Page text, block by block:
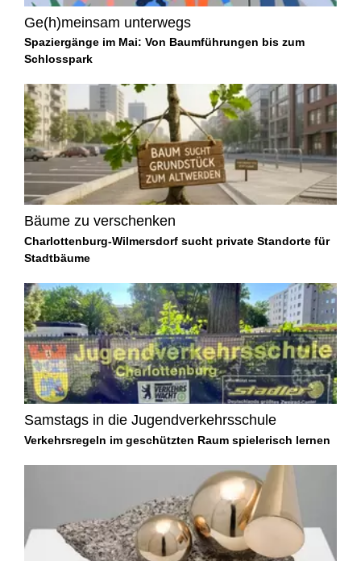
Ge(h)meinsam unterwegs
Spaziergänge im Mai: Von Baumführungen bis zum
Schlosspark
Bäume zu verschenken
Charlottenburg-Wilmersdorf sucht private Standorte für
Stadtbäume
Samstags in die Jugendverkehrsschule
Verkehrsregeln im geschützten Raum spielerisch lernen